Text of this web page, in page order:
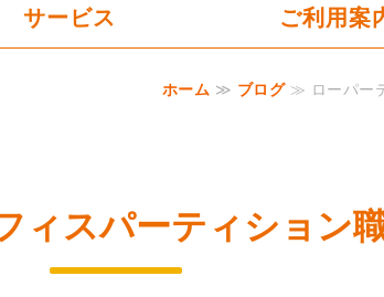
サービス ご利用案
ホーム ≫ ブログ≫ ローパー
ィスパーティション